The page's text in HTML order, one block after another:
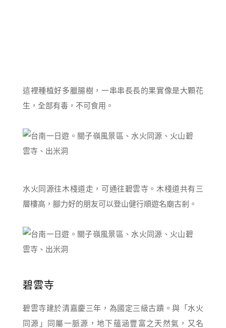
這裡種植好多臘腸樹，一串串長長的果實像是大顆花
生，全部有毒，不可食用。
水火同源往木棧道走，可通往碧雲寺。木棧道共有三
層樓高，腳力好的朋友可以登山健行順遊名廟古剎。
碧雲寺
碧雲寺建於清嘉慶三年，為國定三級古蹟。與「水火
同源」同屬一脈源，地下蘊涵豐富之天然氣，又名